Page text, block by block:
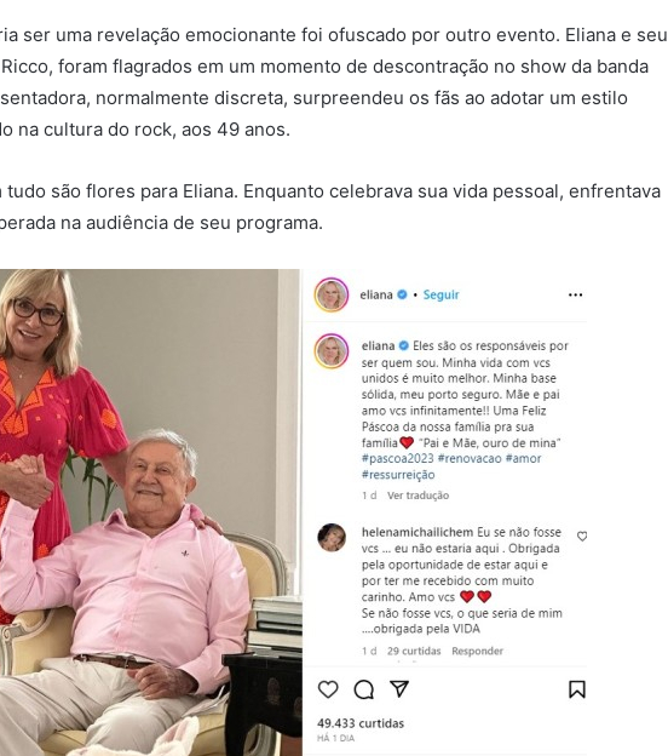
ser uma revelação emocionante foi ofuscado por outro evento. Eliana e seu
foram flagrados em um momento de descontração no show da banda
normalmente discreta, surpreendeu os fãs ao adotar um estilo
na cultura do rock, aos 49 anos.
tudo são flores para Eliana. Enquanto celebrava sua vida pessoal, enfrentava
na audiência de seu programa.